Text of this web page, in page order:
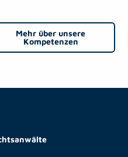
Mehr über unsere
Kompetenzen